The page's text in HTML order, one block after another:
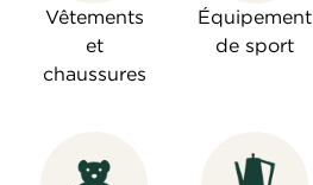
Vêtements
et
chaussures
Équipement
de sport